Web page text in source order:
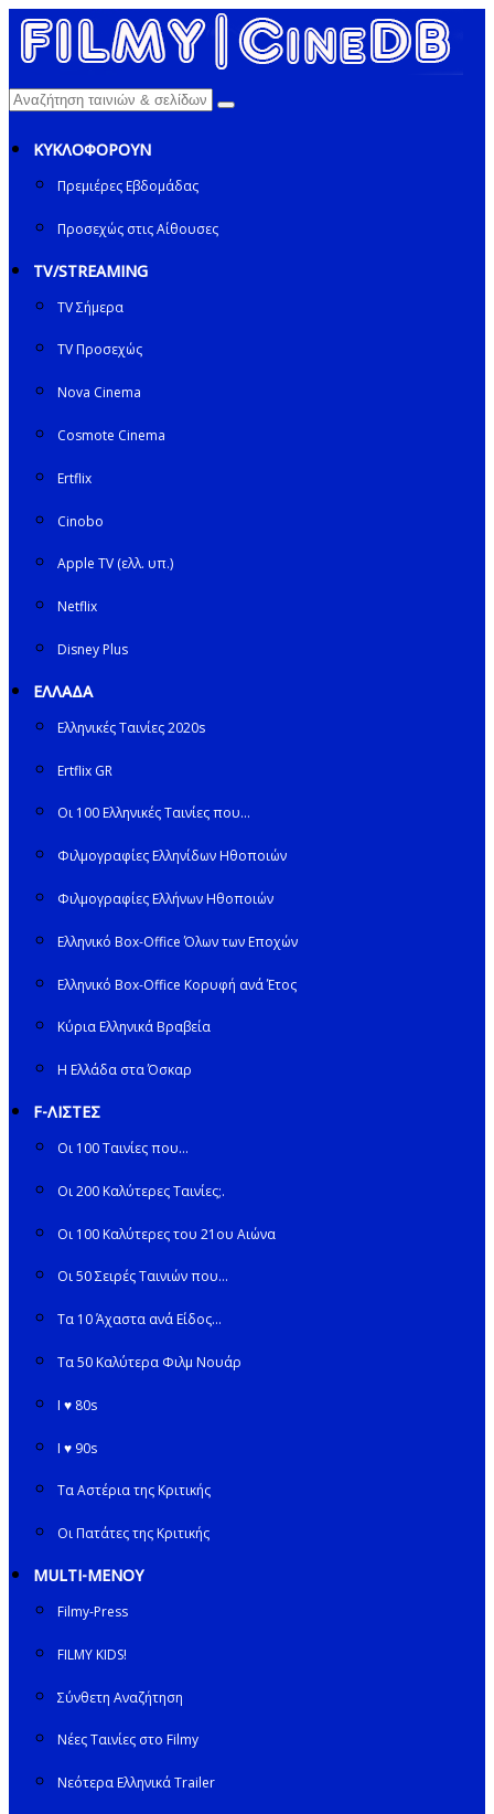
ΚΥΚΛΟΦΟΡΟΥΝ
Πρεμιέρες Εβδομάδας
Προσεχώς στις Αίθουσες
TV/STREAMING
TV Σήμερα
TV Προσεχώς
Nova Cinema
Cosmote Cinema
Ertflix
Cinobo
Apple TV (ελλ. υπ.)
Netflix
Disney Plus
ΕΛΛΑΔΑ
Ελληνικές Ταινίες 2020s
Ertflix GR
Οι 100 Ελληνικές Ταινίες που…
Φιλμογραφίες Ελληνίδων Ηθοποιών
Φιλμογραφίες Ελλήνων Ηθοποιών
Ελληνικό Box-Office Όλων των Εποχών
Ελληνικό Box-Office Κορυφή ανά Έτος
Κύρια Ελληνικά Βραβεία
Η Ελλάδα στα Όσκαρ
F-ΛΙΣΤΕΣ
Οι 100 Ταινίες που…
Οι 200 Καλύτερες Ταινίες;.
Οι 100 Καλύτερες του 21ου Αιώνα
Οι 50 Σειρές Ταινιών που…
Τα 10 Άχαστα ανά Είδος…
Τα 50 Καλύτερα Φιλμ Νουάρ
I ♥ 80s
I ♥ 90s
Τα Αστέρια της Κριτικής
Οι Πατάτες της Κριτικής
MULTI-ΜΕΝΟΥ
Filmy-Press
FILMY KIDS!
Σύνθετη Αναζήτηση
Νέες Ταινίες στο Filmy
Νεότερα Ελληνικά Trailer